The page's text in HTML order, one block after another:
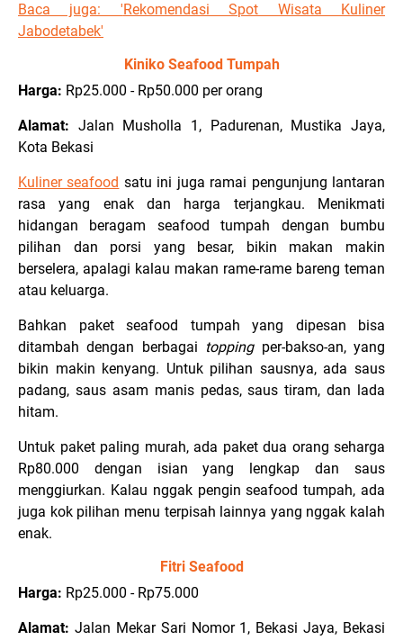
Baca juga: 'Rekomendasi Spot Wisata Kuliner
Jabodetabek'
Kiniko Seafood Tumpah
Harga: Rp25.000 - Rp50.000 per orang
Alamat: Jalan Musholla 1, Padurenan, Mustika Jaya,
Kota Bekasi
Kuliner seafood satu ini juga ramai pengunjung lantaran
rasa yang enak dan harga terjangkau. Menikmati
hidangan beragam seafood tumpah dengan bumbu
pilihan dan porsi yang besar, bikin makan makin
berselera, apalagi kalau makan rame-rame bareng teman
atau keluarga.
Bahkan paket seafood tumpah yang dipesan bisa
ditambah dengan berbagai toppingper-bakso-an, yang
bikin makin kenyang. Untuk pilihan sausnya, ada saus
padang, saus asam manis pedas, saus tiram, dan lada
hitam.
Untuk paket paling murah, ada paket dua orang seharga
Rp80.000 dengan isian yang lengkap dan saus
menggiurkan. Kalau nggak pengin seafood tumpah, ada
juga kok pilihan menu terpisah lainnya yang nggak kalah
enak.
Fitri Seafood
Harga: Rp25.000 - Rp75.000
Alamat: Jalan Mekar Sari Nomor 1, Bekasi Jaya, Bekasi